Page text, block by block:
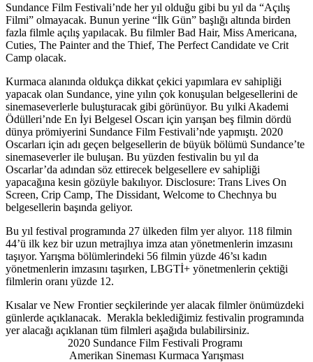
Sundance Film Festivali’nde her yıl olduğu gibi bu yıl da “Açılış
Filmi” olmayacak. Bunun yerine “İlk Gün” başlığı altında birden
fazla filmle açılış yapılacak. Bu filmlerBad Hair, Miss Americana,
Cuties, The Painter and the Thief, The Perfect Candidate ve Crit
Camp olacak.
Kurmaca alanında oldukça dikkat çekici yapımlara ev sahipliği
yapacak olan Sundance, yine yılın çok konuşulan belgesellerini de
sinemaseverlerle buluşturacak gibi görünüyor. Bu yılki Akademi
Ödülleri’nde En İyi Belgesel Oscarı için yarışan beş filmin dördü
dünya prömiyerini Sundance Film Festivali’nde yapmıştı. 2020
Oscarları için adı geçen belgesellerin de büyük bölümü Sundance’te
sinemaseverler ile buluşan. Bu yüzden festivalin bu yıl da
Oscarlar’da adından söz ettirecek belgesellere ev sahipliği
yapacağına kesin gözüyle bakılıyor. Disclosure: Trans Lives On
Screen, Crip Camp, The Dissidant, Welcome to Chechnya bu
belgesellerin başında geliyor.
Bu yıl festival programında 27 ülkeden film yer alıyor. 118 filmin
44’ü ilk kez bir uzun metrajlıya imza atan yönetmenlerin imzasını
taşıyor. Yarışma bölümlerindeki 56 filmin yüzde 46’sı kadın
yönetmenlerin imzasını taşırken, LBGTİ+ yönetmenlerin çektiği
filmlerin oranı yüzde 12.
Kısalar ve New Frontier seçkilerinde yer alacak filmler önümüzdeki
günlerde açıklanacak. Merakla beklediğimiz festivalin programında
yer alacağı açıklanan tüm filmleri aşağıda bulabilirsiniz.
2020 Sundance Film Festivali Programı
Amerikan Sineması Kurmaca Yarışması